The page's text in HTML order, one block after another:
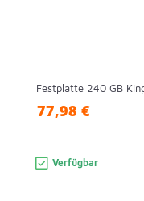
Festplatte 240 GB
77,98 €
Verfügbar